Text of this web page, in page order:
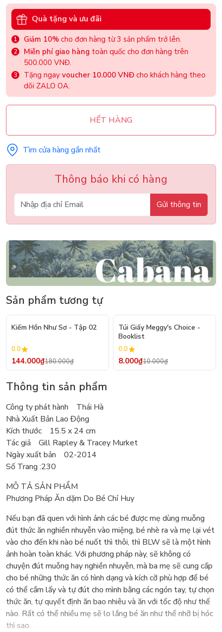
Quà tặng và ưu đãi
Giảm 10% cho đơn hàng từ 3 sản phẩm trở lên.
Miễn phí giao hàng toàn quốc cho đơn hàng trên
500.000 VNĐ.
Tặng ngay voucher 10.000 VNĐ cho khách hàng theo
dõi ZALO OA.
HẾT HÀNG
Tìm cửa hàng gần nhất
Thông báo khi có hàng
Gửi thông tin
Sản phẩm tương tự
- 20%
Kiếm Hồn Như Sơ - Tập 02
0.0
144.000₫180.000₫
Túi Giấy Meggy's Choice -
Booklist
0.0
8.000₫10.000₫
Thông tin sản phẩm
Công ty phát hành Thái Hà
Nhà Xuất Bản Lao Động
Kích thước 15.5 x 24 cm
Tác giả Gill Rapley & Tracey Murket
Ngày xuất bản 02-2014
Số Trang :230
MÔ TẢ SẢN PHẨM
Phương Pháp Ăn dặm Do Bé Chỉ Huy
Nếu bạn đã quen với hình ảnh các bé được mẹ dùng muỗng
đút thức ăn nghiền nhuyễn vào miệng, bé nhè ra và mẹ lại vét
vào cho đến khi nào bé nuốt thì thôi, thì BLW sẽ là một hình
ảnh hoàn toàn khác. Với phương pháp này, sẽ không có
chuyện đút muỗng hay nghiền nhuyễn, mà ba mẹ sẽ cung cấp
cho bé những thức ăn có hình dạng và kích cỡ phù hợp để bé
có thể cầm lấy và tự đút cho mình bằng các ngón tay, tự chọn
thức ăn, tự quyết định ăn bao nhiêu và ăn với tốc độ như thế
nào. Rất có thể nhiều mẹ sẽ lo lắng bé ăn như thế nhỡ bị hóc
thì sao.